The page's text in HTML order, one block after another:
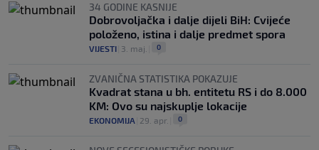
34 GODINE KASNIJE
Dobrovoljačka i dalje dijeli BiH: Cvijeće
položeno, istina i dalje predmet spora
VIJESTI 3. maj. 0
ZVANIČNA STATISTIKA POKAZUJE
Kvadrat stana u bh. entitetu RS i do 8.000
KM: Ovo su najskuplje lokacije
EKONOMIJA 29. apr. 0